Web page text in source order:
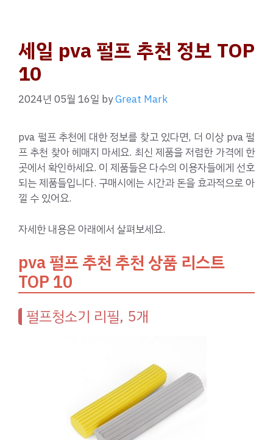
세일 pva 펄프 추천 정보 TOP
10
2024년 05월 16일 byGreat Mark
pva 펄프 추천에 대한 정보를 찾고 있다면, 더 이상 pva 펄
프 추천 찾아 헤매지 마세요. 최신 제품을 저렴한 가격에 한
곳에서 확인하세요. 이 제품들은 다수의 이용자들에게 선호
되는 제품들입니다. 구매시에는 시간과 돈을 효과적으로 아
낄 수 있어요.
자세한 내용은 아래에서 살펴보세요.
pva 펄프 추천 추천 상품 리스트
TOP 10
펄프청소기 리필, 5개